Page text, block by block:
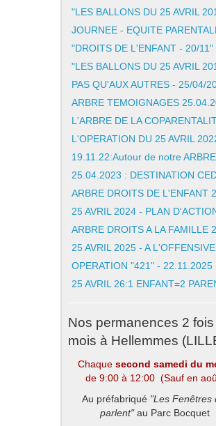
"LES BALLONS DU 25 AVRIL
JOURNEE - EQUITE
"DROITS DE L'ENFANT - 20/11"
"LES BALLONS DU 25 AVRIL
PAS QU'AUX AUTRES - 25/04/
ARBRE TEMOIGNAGES
L'ARBRE DE LA
L'OPERATION DU 25 AVRIL
19.11.22:Autour de notre ARBRE
25.04.2023 : DESTINATION
ARBRE DROITS DE L'ENFANT
25 AVRIL 2024 - PLAN
ARBRE DROITS A LA FAMILLE
25 AVRIL 2025 - A L'OFFENSIVE
OPERATION "421" - 22.11.2025
25 AVRIL 26:1 ENFANT=2
Nos permanences 2
mois à Hellemmes
Chaquesecond samedi du
de 9:00 à 12:00 (Sauf en
Au préfabriqué "Les Fenêtres
parlent"au Parc Bocquet